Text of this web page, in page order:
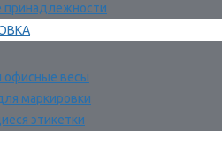
принадлежности
офисные весы
маркировки
этикетки